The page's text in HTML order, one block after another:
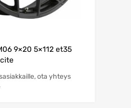
9×20 5×112 et35
ota yhteys